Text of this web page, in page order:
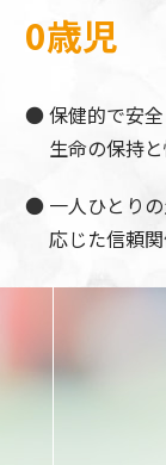
0歳児
保健的で安全
生命の保持
一人ひとり
応じた信頼関